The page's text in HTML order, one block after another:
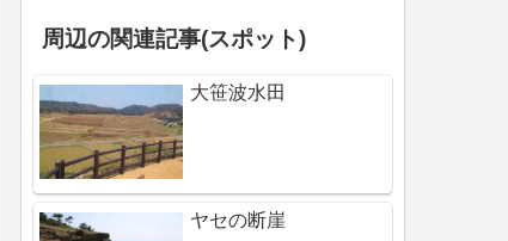
周辺の関連記事(スポット)
大笹波水田
ヤセの断崖